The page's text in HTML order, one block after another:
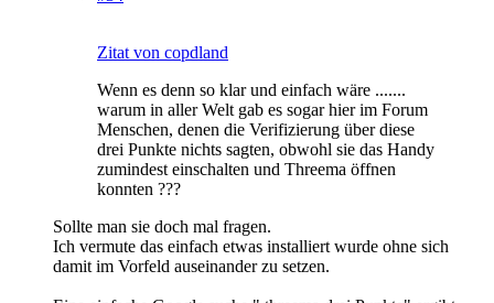
Zitat von copdland
Wenn es denn so klar und einfach wäre .......
warum in aller Welt gab es sogar hier im Forum
Menschen, denen die Verifizierung über diese
drei Punkte nichts sagten, obwohl sie das Handy
zumindest einschalten und Threema öffnen
konnten ???
Sollte man sie doch mal fragen.
Ich vermute das einfach etwas installiert wurde ohne sich
damit im Vorfeld auseinander zu setzen.